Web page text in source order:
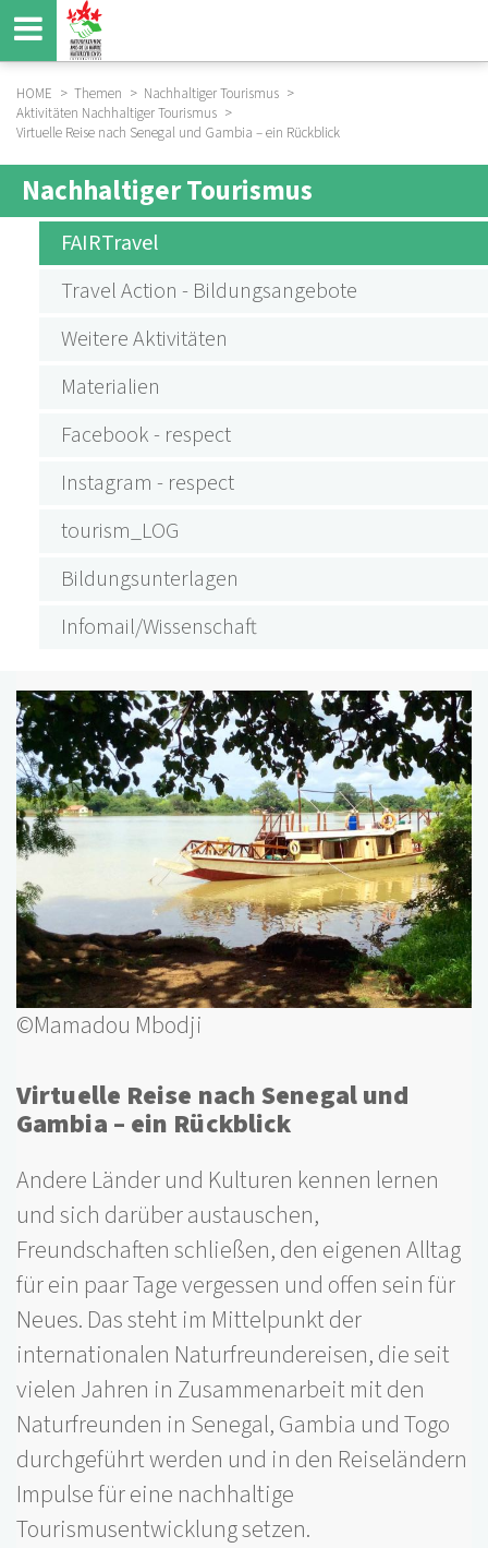
Direkt
zum
Inhalt
BREADCRUMB
HOME Themen
Nachhaltiger Tourismus
Aktivitäten Nachhaltiger Tourismus
Virtuelle Reise nach Senegal und Gambia – ein Rückblick
SUBMENU
AKTIVITÄTEN
NACHHALTIGER
TOURISMUS
Nachhaltiger Tourismus
FAIRTravel
Travel Action - Bildungsangebote
Weitere Aktivitäten
Materialien
Facebook - respect
Instagram - respect
tourism_LOG
Bildungsunterlagen
Infomail/Wissenschaft
©Mamadou Mbodji
Virtuelle Reise nach Senegal und
Gambia – ein Rückblick
Andere Länder und Kulturen kennen lernen
und sich darüber austauschen,
Freundschaften schließen, den eigenen Alltag
für ein paar Tage vergessen und offen sein für
Neues. Das steht im Mittelpunkt der
internationalen Naturfreundereisen, die seit
vielen Jahren in Zusammenarbeit mit den
Naturfreunden in Senegal, Gambia und Togo
durchgeführt werden und in den Reiseländern
Impulse für eine nachhaltige
Tourismusentwicklung setzen.